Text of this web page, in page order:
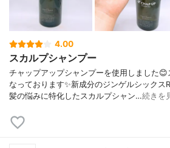
4.00
スカルプシャンプー
チャップアップシャンプーを使用しました
なっております✨新成分のジンゲルシックス
髪の悩みに特化したスカルプシャン…続きを